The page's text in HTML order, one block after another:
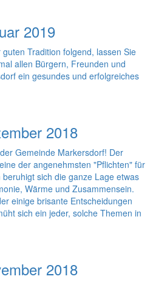
2019
Tradition folgend, lassen Sie
allen Bürgern, Freunden und
ein gesundes und erfolgreiches
2018
Gemeinde Markersdorf! Der
der angenehmsten "Pflichten" für
sich die ganze Lage etwas
Wärme und Zusammensein.
einige brisante Entscheidungen
sich ein jeder, solche Themen in
2018